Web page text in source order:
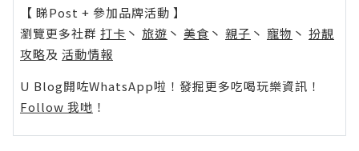
【 睇Post + 參加品牌活動 】
瀏覽更多社群 打卡 丶 旅遊 丶 美食 丶 親子 丶 寵物 丶 扮靚
攻略及 活動情報
U Blog開咗WhatsApp啦！發掘更多吃喝玩樂資訊！
Follow 我哋 ！